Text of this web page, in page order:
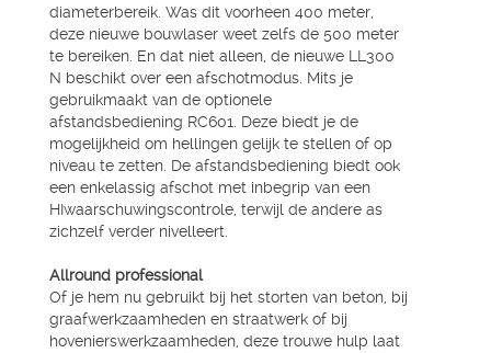
diameterbereik. Was dit voorheen 400 meter,
deze nieuwe bouwlaser weet zelfs de 500 meter
te bereiken. En dat niet alleen, de nieuwe LL300
N beschikt over een afschotmodus. Mits je
gebruikmaakt van de optionele
afstandsbediening RC601. Deze biedt je de
mogelijkheid om hellingen gelijk te stellen of op
niveau te zetten. De afstandsbediening biedt ook
een enkelassig afschot met inbegrip van een
HIwaarschuwingscontrole, terwijl de andere as
zichzelf verder nivelleert.
Allround professional
Of je hem nu gebruikt bij het storten van beton, bij
graafwerkzaamheden en straatwerk of bij
hovenierswerkzaamheden, deze trouwe hulp laat